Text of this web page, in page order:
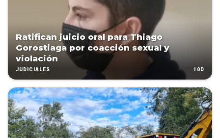
Ratifican juicio oral para Thiago
Gorostiaga por coacción sexual y
violación
JUDICIALES 10D